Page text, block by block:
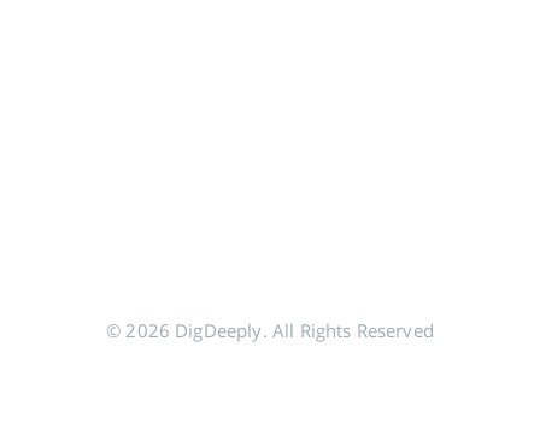
© 2026 DigDeeply. All Rights Reserved